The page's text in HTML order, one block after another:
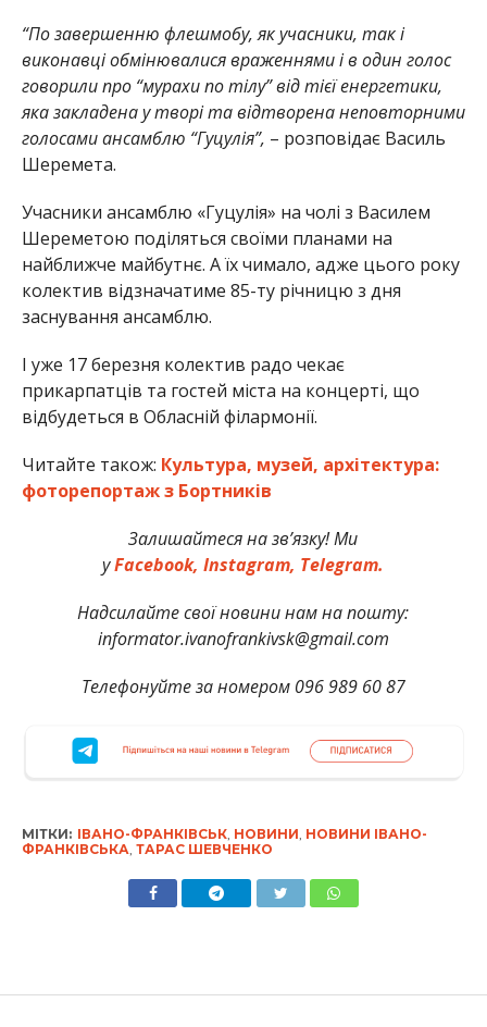
“По завершенню флешмобу, як учасники, так і
виконавці обмінювалися враженнями і в один голос
говорили про “мурахи по тілу” від тієї енергетики,
яка закладена у творі та відтворена неповторними
голосами ансамблю “Гуцулія”, – розповідає Василь
Шеремета.
Учасники ансамблю «Гуцулія» на чолі з Василем
Шереметою поділяться своїми планами на
найближче майбутнє. А їх чимало, адже цього року
колектив відзначатиме 85-ту річницю з дня
заснування ансамблю.
І уже 17 березня колектив радо чекає
прикарпатців та гостей міста на концерті, що
відбудеться в Обласній філармонії.
Читайте також: Культура, музей, архітектура:
фоторепортаж з Бортників
Залишайтеся на зв’язку! Ми
уFacebook,Instagram, Telegram.
Надсилайте свої новини нам на пошту:
informator.ivanofrankivsk@gmail.com
Телефонуйте за номером 096 989 60 87
МІТКИ: ІВАНО-ФРАНКІВСЬК, НОВИНИ НОВИНИ ІВАНО-
ФРАНКІВСЬКА ТАРАС ШЕВЧЕНКО